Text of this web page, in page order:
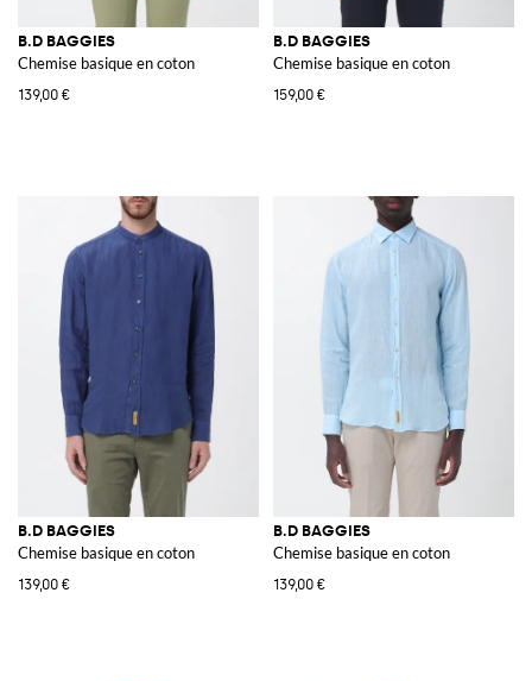
B.D BAGGIES
Chemise basique en coton
139,00 €
B.D BAGGIES
Chemise basique en coton
159,00 €
B.D BAGGIES
Chemise basique en coton
139,00 €
B.D BAGGIES
Chemise basique en coton
139,00 €